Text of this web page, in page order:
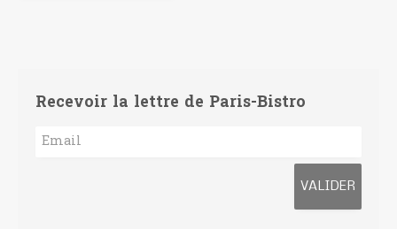
Recevoir la lettre de Paris-Bistro